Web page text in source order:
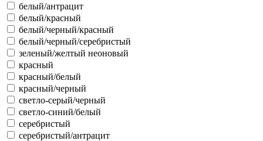
белый/антрацит
белый/красный
белый/черный/красный
белый/черный/серебристый
зеленый/желтый неоновый
красный
красный/белый
красный/черный
светло-серый/черный
светло-синий/белый
серебристый
серебристый/антрацит